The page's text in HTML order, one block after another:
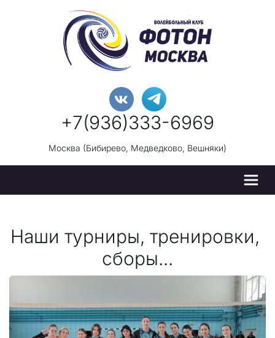
+7(936)333-6969
Москва (Бибирево, Медведково, Вешняки)
Наши ту­­рниры, тренировки,
сборы...